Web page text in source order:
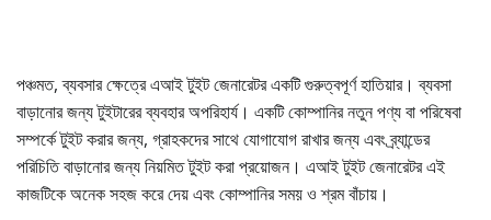
পঞ্চমত, ব্যবসার ক্ষেত্রে এআই টুইট জেনারেটর একটি গুরুত্বপূর্ণ হাতিয়ার। ব্যবসা
বাড়ানোর জন্য টুইটারের ব্যবহার অপরিহার্য। একটি কোম্পানির নতুন পণ্য বা পরিষেবা
সম্পর্কে টুইট করার জন্য, গ্রাহকদের সাথে যোগাযোগ রাখার জন্য এবং ব্র্যান্ডের
পরিচিতি বাড়ানোর জন্য নিয়মিত টুইট করা প্রয়োজন। এআই টুইট জেনারেটর এই
কাজটিকে অনেক সহজ করে দেয় এবং কোম্পানির সময় ও শ্রম বাঁচায়।